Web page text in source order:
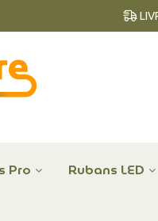
Pro Rubans LED